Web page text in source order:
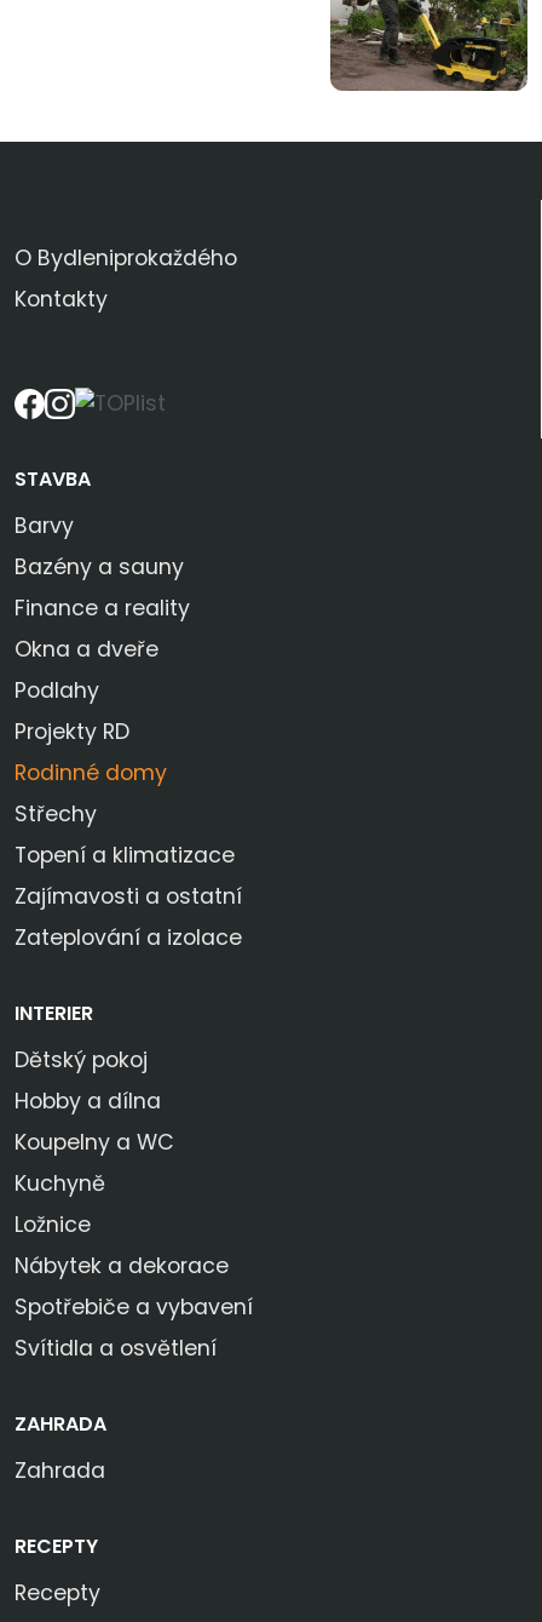
O Bydleniprokaždého
Kontakty
STAVBA
Barvy
Bazény a sauny
Finance a reality
Okna a dveře
Podlahy
Projekty RD
Rodinné domy
Střechy
Topení a klimatizace
Zajímavosti a ostatní
Zateplování a izolace
INTERIER
Dětský pokoj
Hobby a dílna
Koupelny a WC
Kuchyně
Ložnice
Nábytek a dekorace
Spotřebiče a vybavení
Svítidla a osvětlení
ZAHRADA
Zahrada
RECEPTY
Recepty